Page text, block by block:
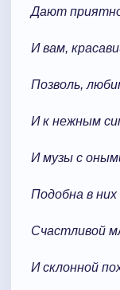
Дают
И вам,
Позволь,
И к нежным
И музы с
Подобна в
Счастливой
И склонной